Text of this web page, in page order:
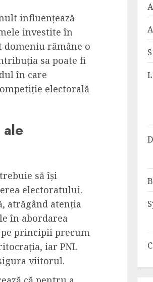
influențează
investite în
domeniu rămâne o
sa poate fi
în care
electorală
să își
electoratului.
atrăgând atenția
în abordarea
pe principii precum
iar PNL
viitorul.